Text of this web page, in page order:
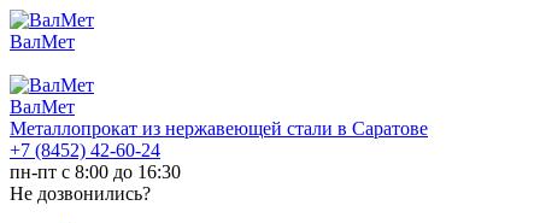
ВалМет
ВалМет
Металлопрокат из нержавеющей стали в Саратове
+7 (8452) 42-60-24
пн-пт с 8:00 до 16:30
Не дозвонились?